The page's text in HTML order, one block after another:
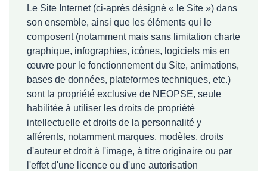
Le Site Internet (ci-après désigné « le Site ») dans
son ensemble, ainsi que les éléments qui le
composent (notamment mais sans limitation charte
graphique, infographies, icônes, logiciels mis en
œuvre pour le fonctionnement du Site, animations,
bases de données, plateformes techniques, etc.)
sont la propriété exclusive de NEOPSE, seule
habilitée à utiliser les droits de propriété
intellectuelle et droits de la personnalité y
afférents, notamment marques, modèles, droits
d'auteur et droit à l'image, à titre originaire ou par
l'effet d'une licence ou d'une autorisation